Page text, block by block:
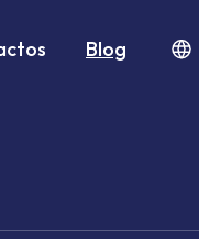
Blog